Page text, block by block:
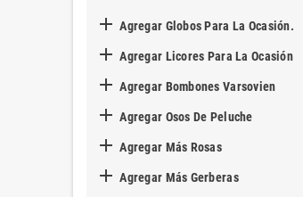
 Agregar Globos Para La Ocasión.
 Agregar Licores Para La Ocasión
 Agregar Bombones Varsovien
 Agregar Osos De Peluche
 Agregar Más Rosas
 Agregar Más Gerberas